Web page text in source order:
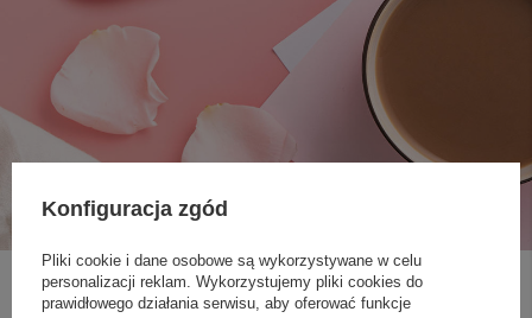
Konfiguracja zgód
Pliki cookie i dane osobowe są wykorzystywane w celu
personalizacji reklam. Wykorzystujemy pliki cookies do
prawidłowego działania serwisu, aby oferować funkcje